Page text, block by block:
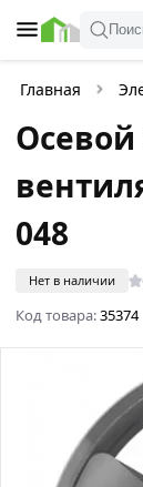
Главная
048
Нет в наличии
Код товара:35374